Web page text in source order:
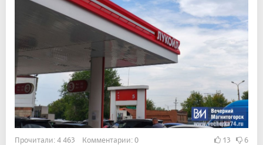
Прочитали: 4 463 Комментарии: 0 13 6